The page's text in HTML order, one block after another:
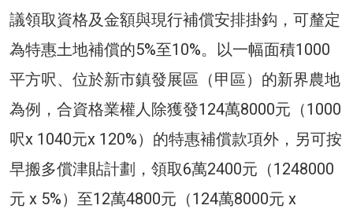
議領取資格及金額與現行補償安排掛鈎，可釐定
為特惠土地補償的5%至10%。以一幅面積1000
平方呎、位於新市鎮發展區（甲區）的新界農地
為例，合資格業權人除獲發124萬8000元（1000
呎x 1040元x 120%）的特惠補償款項外，另可按
早搬多償津貼計劃，領取6萬2400元（1248000
元 x 5%）至12萬4800元（124萬8000元 x